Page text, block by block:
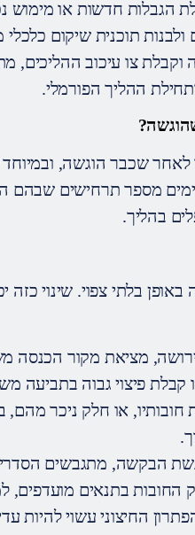
הגבלות חדשות או מימוש
תוכנית שיקום
צו עיכוב ההליכים,
ההליך הפורמלי.
שכבר הוגשה,
מספר תרחישים שבהם
בהליך.
בלתי צפוי. שינוי כזה
מציאת מקור הכנסה
קבלת פיצוי גבוה בתביעה
חובותיו, או חלק ניכר
הבקשה, מתגבשים הסדרי
החובות בתנאים
החיצוני עשוי להיות